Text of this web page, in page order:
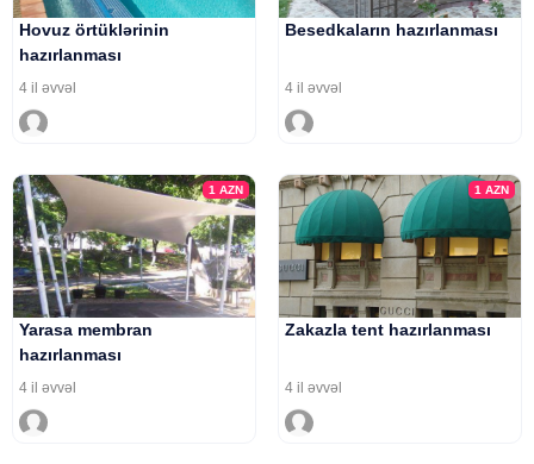
Hovuz örtüklərinin
hazırlanması
4 il əvvəl
Besedkaların hazırlanması
4 il əvvəl
1AZN
Yarasa membran
hazırlanması
4 il əvvəl
1 AZN
Zakazla tent hazırlanması
4 il əvvəl